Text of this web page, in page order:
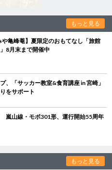
もっと見る
や亀峰菴】夏限定のおもてなし「旅館
8月末まで開催中
、「サッカー教室&食育講座 in 宮崎」
をサポート
嵐山線・モボ301形、運行開始55周年
もっと見る